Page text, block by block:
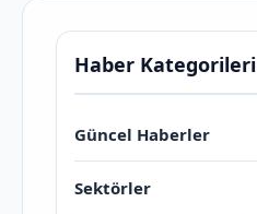
Haber Kategorileri
Güncel Haberler
Sektörler